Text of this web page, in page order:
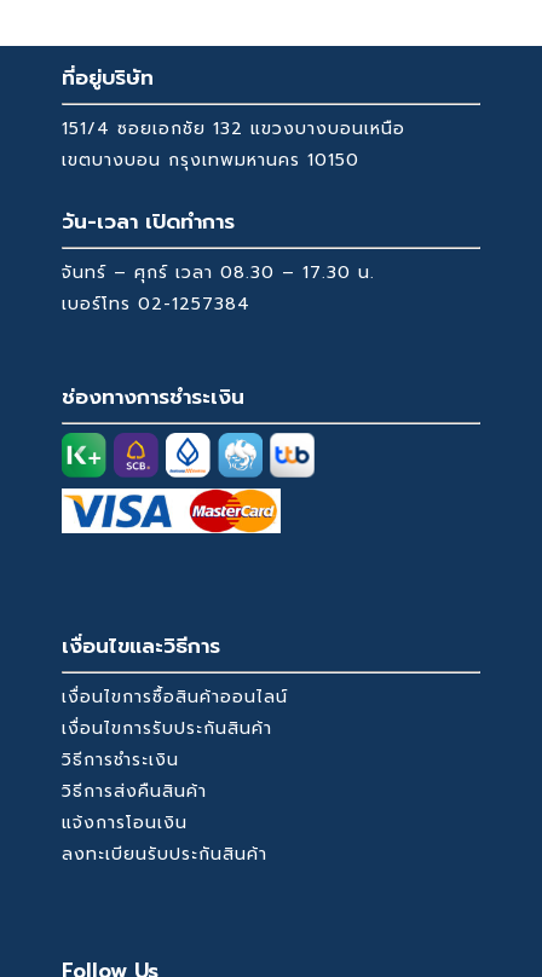
ที่อยู่บริษัท
151/4 ซอยเอกชัย 132 แขวงบางบอนเหนือ
เขตบางบอน กรุงเทพมหานคร 10150
วัน-เวลา เปิดทำการ
จันทร์ – ศุกร์ เวลา 08.30 – 17.30 น.
เบอร์โทร 02-1257384
ช่องทางการชำระเงิน
เงื่อนไขและวิธีการ
เงื่อนไขการซื้อสินค้าออนไลน์
เงื่อนไขการรับประกันสินค้า
วิธีการชำระเงิน
วิธีการส่งคืนสินค้า
แจ้งการโอนเงิน
ลงทะเบียนรับประกันสินค้า